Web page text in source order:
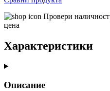
Провери наличност
цена
Характеристики
Описание